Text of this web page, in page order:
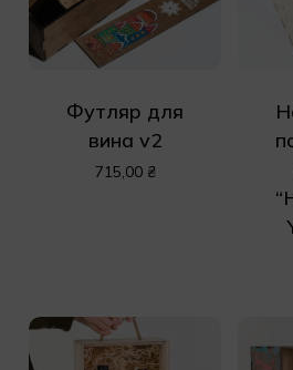
Футляр для
вина v2
715,00 ₴